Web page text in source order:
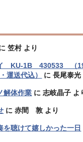
笠村より
イ KU-1B 430533 （
運送代込）
に長尾泰光
解体作業 に志岐晶子 よ
に赤間 敦 より
を聴けて嬉しかった一日